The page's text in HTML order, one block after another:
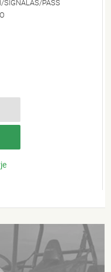
SIGNALAS/PASS